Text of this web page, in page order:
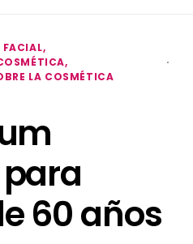
LA COSMÉTICA
60 años